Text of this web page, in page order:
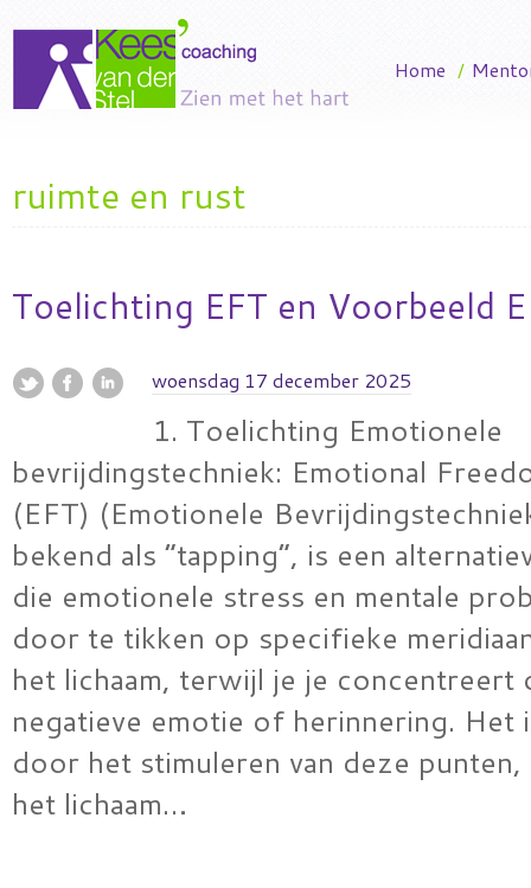
Home /
ruimte en rust
Toelichting EFT en Voorbeeld
woensdag 17 december 2025
1. Toelichting Emotionele
bevrijdingstechniek: Emotional
(EFT) (Emotionele
bekend als “tapping”, is een
die emotionele stress en mentale
door te tikken op specifieke
het lichaam, terwijl je je concentreert
negatieve emotie of herinnering. Het
door het stimuleren van deze
het lichaam…